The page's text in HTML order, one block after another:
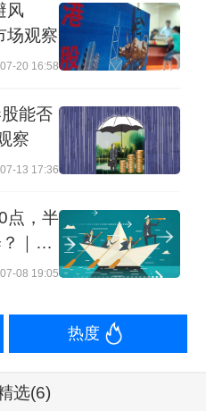
要归因于除所得税
得现金流量净额为
Water Capital
）首席投资官李泽
，经调整后净亏损
70亿元左右要低，
，美团仍处于亏损
次陷入亏损持续三
风
场观察
07-20 16:58
能否
察
07-13 17:36
点，半
｜市
07-08 19:05
热度
选(6)